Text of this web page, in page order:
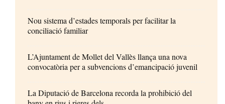
Nou sistema d’estades temporals per facilitar la
conciliació familiar
L’Ajuntament de Mollet del Vallès llança una nova
convocatòria per a subvencions d’emancipació juvenil
La Diputació de Barcelona recorda la prohibició del